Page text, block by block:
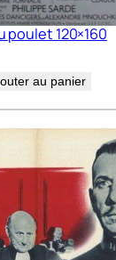
poulet 120×160
au panier